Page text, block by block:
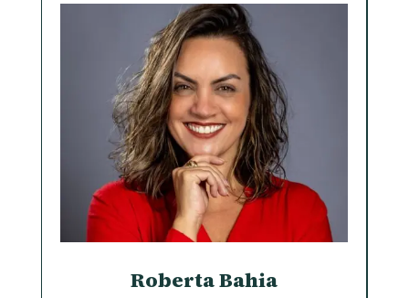
Roberta Bahia